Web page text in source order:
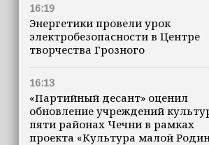
16:19
Энергетики провели урок
электробезопасности в Центре
творчества Грозного
16:13
«Партийный десант» оценил
обновление учреждений
пяти районах Чечни в рамках
проекта «Культура малой